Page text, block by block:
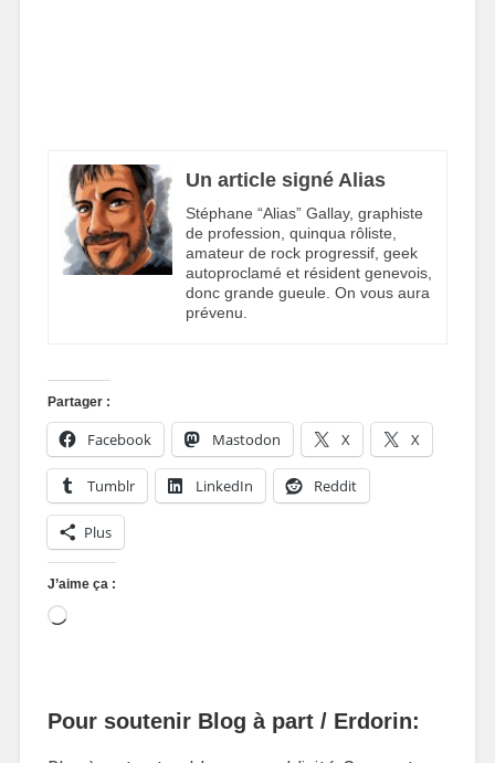
Un article signé Alias
Stéphane “Alias” Gallay, graphiste
de profession, quinqua rôliste,
amateur de rock progressif, geek
autoproclamé et résident genevois,
donc grande gueule. On vous aura
prévenu.
Partager :
Facebook Mastodon X X
Tumblr LinkedIn Reddit
Plus
J’aime ça :
Pour soutenir Blog à part / Erdorin: